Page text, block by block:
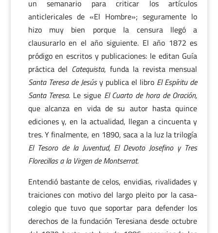
un semanario para criticar los artículos
anticlericales de «El Hombre»; seguramente lo
hizo muy bien porque la censura llegó a
clausurarlo en el año siguiente. El año 1872 es
pródigo en escritos y publicaciones: le editan Guía
práctica del Catequista, funda la revista mensual
Santa Teresa de Jesúsy publica el libro El Espíritu de
Santa Teresa. Le sigue El Cuarto de hora de Oración,
que alcanza en vida de su autor hasta quince
ediciones y, en la actualidad, llegan a cincuenta y
tres. Y finalmente, en 1890, saca a la luz la trilogía
El Tesoro de la Juventud, El Devoto Josefino y Tres
Florecillas a la Virgen de Montserrat.
Entendió bastante de celos, envidias, rivalidades y
traiciones con motivo del largo pleito por la casa-
colegio que tuvo que soportar para defender los
derechos de la fundación Teresiana desde octubre